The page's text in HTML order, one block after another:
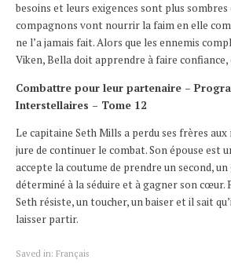
besoins et leurs exigences sont plus sombres
compagnons vont nourrir la faim en elle
ne l’a jamais fait. Alors que les ennemis
Viken, Bella doit apprendre à faire
Combattre pour leur partenaire –
Interstellaires – Tome 12
Le capitaine Seth Mills a perdu ses frères aux
jure de continuer le combat. Son épouse est
accepte la coutume de prendre un second,
déterminé à la séduire et à gagner son cœur.
Seth résiste, un toucher, un baiser et il sait
laisser partir.
Saved in: Français